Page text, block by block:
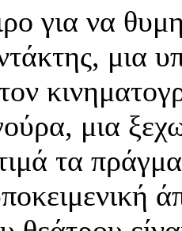
για να
μια
μια
τα